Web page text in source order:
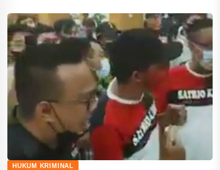
HUKUM KRIMINAL